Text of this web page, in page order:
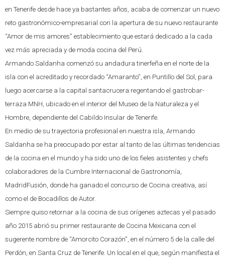
en Tenerife desde hace ya bastantes años, acaba de comenzar un nuevo
reto gastronómico-empresarial con la apertura de su nuevo restaurante
“Amor de mis amores” establecimiento que estará dedicado a la cada
vez más apreciada y de moda cocina del Perú.
Armando Saldanha comenzó su andadura tinerfeña en el norte de la
isla con el acreditado y recordado “Amaranto”, en Puntillo del Sol, para
luego acercarse a la capital santacrucera regentando el gastrobar-
terraza MNH, ubicado en el interior del Museo de la Naturaleza y el
Hombre, dependiente del Cabildo Insular de Tenerife.
En medio de su trayectoria profesional en nuestra isla, Armando
Saldanha se ha preocupado por estar al tanto de las últimas tendencias
de la cocina en el mundo y ha sido uno de los fieles asistentes y chefs
colaboradores de la Cumbre Internacional de Gastronomía,
MadridFusión, donde ha ganado el concurso de Cocina creativa, así
como el de Bocadillos de Autor.
Siempre quiso retornar a la cocina de sus orígenes aztecas y el pasado
año 2015 abrió su primer restaurante de Cocina Mexicana con el
sugerente nombre de “Amorcito Corazón”, en el número 5 de la calle del
Perdón, en Santa Cruz de Tenerife. Un local en el que, según manifiesta el